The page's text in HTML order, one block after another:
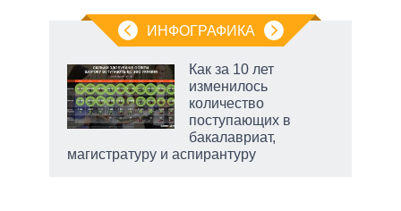
ИНФОГРАФИКА
Как за 10 лет
изменилось
количество
поступающих в
бакалавриат,
магистратуру и аспирантуру